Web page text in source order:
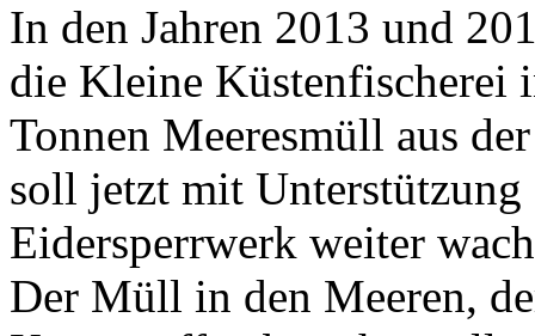
In den Jahren 2013 und
die Kleine Küstenfischerei
Tonnen Meeresmüll aus
soll jetzt mit
Eidersperrwerk weiter
Der Müll in den Meeren,